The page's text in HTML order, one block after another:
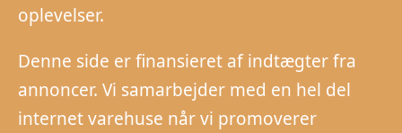
oplevelser.
Denne side er finansieret af indtægter fra
annoncer. Vi samarbejder med en hel del
internet varehuse når vi promoverer